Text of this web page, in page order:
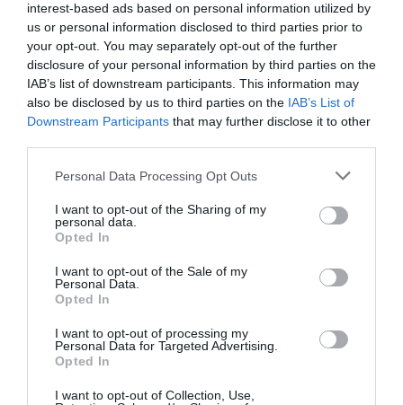
interest-based ads based on personal information utilized by
us or personal information disclosed to third parties prior to
your opt-out. You may separately opt-out of the further
disclosure of your personal information by third parties on the
IAB’s list of downstream participants. This information may
also be disclosed by us to third parties on the IAB’s List of
Downstream Participants that may further disclose it to other
Please note that this website/app uses one or more Google
not limited to your visit or usage behaviour. You may click to
grant or deny consent to Google and its third-party tags to
use your data for below specified purposes in below Google
consent section.
Personal Data Processing Opt Outs
I want to opt-out of the Sharing of my
personal data.
Opted In
I want to opt-out of the Sale of my
Personal Data.
Opted In
I want to opt-out of processing my
Personal Data for Targeted Advertising.
Opted In
I want to opt-out of Collection, Use,